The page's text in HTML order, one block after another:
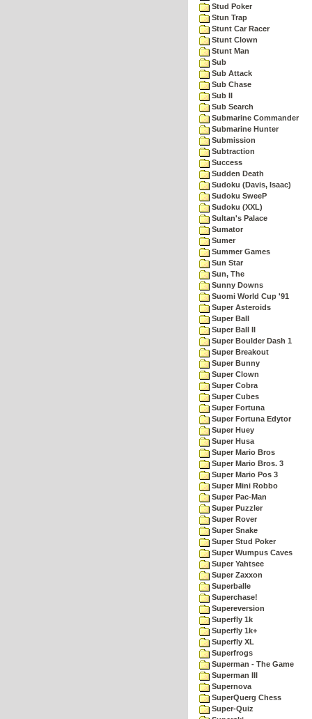
Stud Poker
Stun Trap
Stunt Car Racer
Stunt Clown
Stunt Man
Sub
Sub Attack
Sub Chase
Sub II
Sub Search
Submarine Commander
Submarine Hunter
Submission
Subtraction
Success
Sudden Death
Sudoku (Davis, Isaac)
Sudoku SweeP
Sudoku (XXL)
Sultan's Palace
Sumator
Sumer
Summer Games
Sun Star
Sun, The
Sunny Downs
Suomi World Cup '91
Super Asteroids
Super Ball
Super Ball II
Super Boulder Dash 1
Super Breakout
Super Bunny
Super Clown
Super Cobra
Super Cubes
Super Fortuna
Super Fortuna Edytor
Super Huey
Super Husa
Super Mario Bros
Super Mario Bros. 3
Super Mario Pos 3
Super Mini Robbo
Super Pac-Man
Super Puzzler
Super Rover
Super Snake
Super Stud Poker
Super Wumpus Caves
Super Yahtsee
Super Zaxxon
Superballe
Superchase!
Supereversion
Superfly 1k
Superfly 1k+
Superfly XL
Superfrogs
Superman - The Game
Superman III
Supernova
SuperQuerg Chess
Super-Quiz